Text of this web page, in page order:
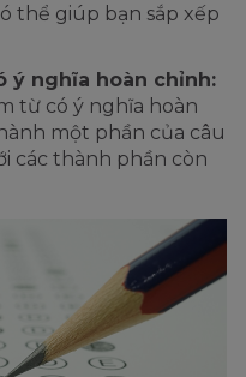
thể giúp bạn sắp xếp
ý nghĩa hoàn chỉnh:
từ có ý nghĩa hoàn
một phần của câu
các thành phần còn